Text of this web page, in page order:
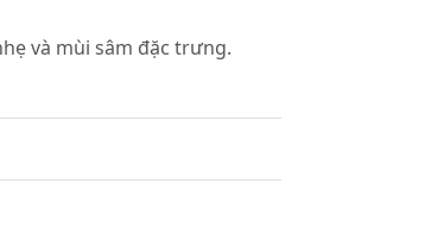
và mùi sâm đặc trưng.